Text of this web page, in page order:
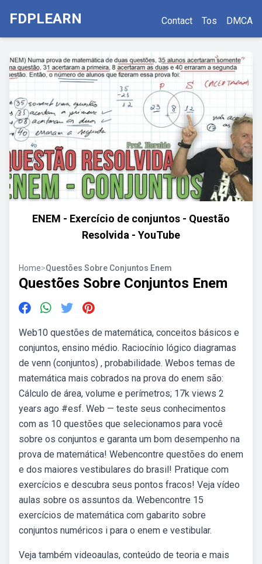
FDPLEARN Contact Tos DMCA
ENEM - Exercício de conjuntos - Questão
Resolvida - YouTube
Home>Questões Sobre Conjuntos Enem
Questões Sobre Conjuntos Enem
Web10 questões de matemática, conceitos básicos e
conjuntos, ensino médio. Raciocínio lógico diagramas
de venn (conjuntos) , probabilidade. Webos temas de
matemática mais cobrados na prova do enem são:
Cálculo de área, volume e perímetros; 17k views 2
years ago #esf. Web — teste seus conhecimentos
com as 10 questões que selecionamos para você
sobre os conjuntos e garanta um bom desempenho na
prova de matemática! Webencontre questões do enem
e dos maiores vestibulares do brasil! Pratique com
exercícios e descubra seus pontos fracos! Veja vídeo
aulas sobre os assuntos da. Webencontre 15
exercícios de matemática com gabarito sobre
conjuntos numéricos i para o enem e vestibular.
Veja também videoaulas, conteúdo de teoria e mais